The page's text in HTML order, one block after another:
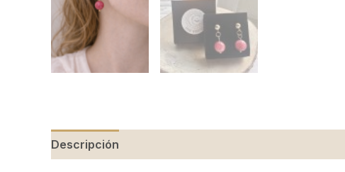
Descripción